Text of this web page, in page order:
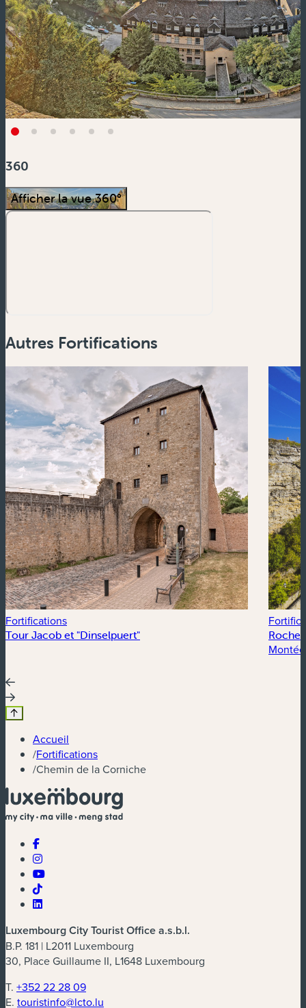
360
Afficher la vue 360°
Autres Fortifications
Fortifications
Tour Jacob et "Dinselpuert"
Accueil
/Fortifications
/Chemin de la Corniche
Luxembourg City Tourist Office a.s.b.l.
B.P. 181 | L2011 Luxembourg
30, Place Guillaume II, L1648 Luxembourg
T. +352 22 28 09
E. touristinfo@lcto.lu